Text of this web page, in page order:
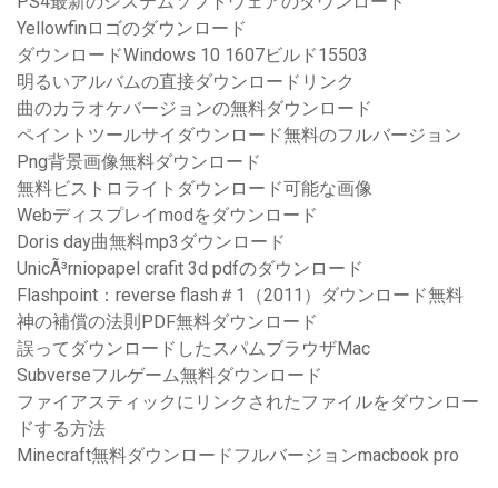
Yellowfinロゴのダウンロード
ダウンロードWindows 10 1607ビルド15503
明るいアルバムの直接ダウンロードリンク
曲のカラオケバージョンの無料ダウンロード
ペイントツールサイダウンロード無料のフルバージョン
Png背景画像無料ダウンロード
無料ビストロライトダウンロード可能な画像
Webディスプレイmodをダウンロード
Doris day曲無料mp3ダウンロード
UnicÃ³rniopapel crafit 3d pdfのダウンロード
Flashpoint：reverse flash＃1（2011）ダウンロード無料
神の補償の法則PDF無料ダウンロード
誤ってダウンロードしたスパムブラウザMac
Subverseフルゲーム無料ダウンロード
ファイアスティックにリンクされたファイルをダウンロー
ドする方法
Minecraft無料ダウンロードフルバージョンmacbook pro